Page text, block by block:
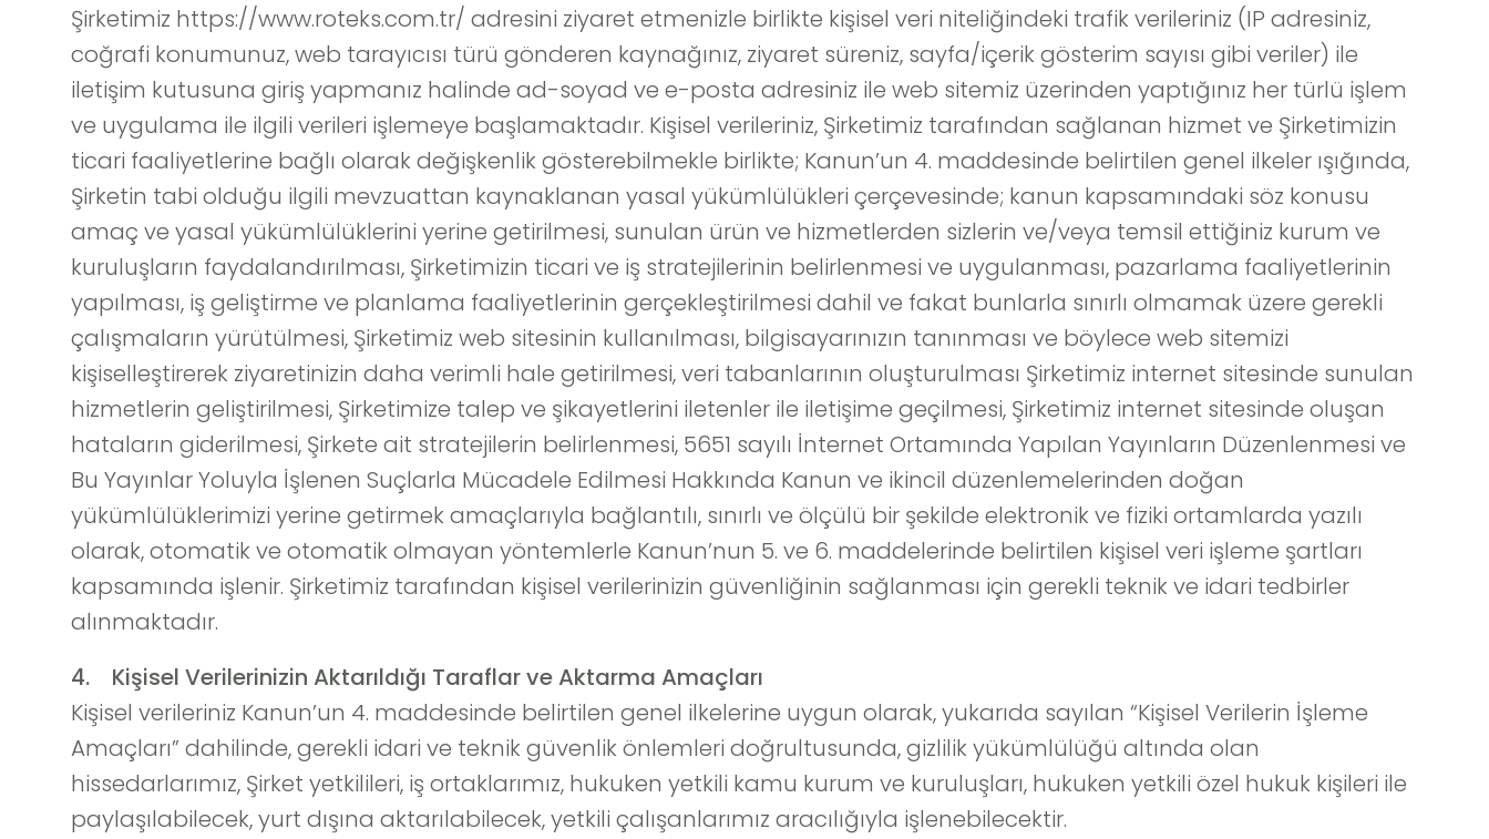
Şirketimiz https://www.roteks.com.tr/ adresini ziyaret etmenizle birlikte kişisel veri niteliğindeki trafik verileriniz (IP adresiniz,
coğrafi konumunuz, web tarayıcısı türü gönderen kaynağınız, ziyaret süreniz, sayfa/içerik gösterim sayısı gibi veriler) ile
iletişim kutusuna giriş yapmanız halinde ad-soyad ve e-posta adresiniz ile web sitemiz üzerinden yaptığınız her türlü işlem
ve uygulama ile ilgili verileri işlemeye başlamaktadır. Kişisel verileriniz, Şirketimiz tarafından sağlanan hizmet ve Şirketimizin
ticari faaliyetlerine bağlı olarak değişkenlik gösterebilmekle birlikte; Kanun’un 4. maddesinde belirtilen genel ilkeler ışığında,
Şirketin tabi olduğu ilgili mevzuattan kaynaklanan yasal yükümlülükleri çerçevesinde; kanun kapsamındaki söz konusu
amaç ve yasal yükümlülüklerini yerine getirilmesi, sunulan ürün ve hizmetlerden sizlerin ve/veya temsil ettiğiniz kurum ve
kuruluşların faydalandırılması, Şirketimizin ticari ve iş stratejilerinin belirlenmesi ve uygulanması, pazarlama faaliyetlerinin
yapılması, iş geliştirme ve planlama faaliyetlerinin gerçekleştirilmesi dahil ve fakat bunlarla sınırlı olmamak üzere gerekli
çalışmaların yürütülmesi, Şirketimiz web sitesinin kullanılması, bilgisayarınızın tanınması ve böylece web sitemizi
kişiselleştirerek ziyaretinizin daha verimli hale getirilmesi, veri tabanlarının oluşturulması Şirketimiz internet sitesinde sunulan
hizmetlerin geliştirilmesi, Şirketimize talep ve şikayetlerini iletenler ile iletişime geçilmesi, Şirketimiz internet sitesinde oluşan
hataların giderilmesi, Şirkete ait stratejilerin belirlenmesi, 5651 sayılı İnternet Ortamında Yapılan Yayınların Düzenlenmesi ve
Bu Yayınlar Yoluyla İşlenen Suçlarla Mücadele Edilmesi Hakkında Kanun ve ikincil düzenlemelerinden doğan
yükümlülüklerimizi yerine getirmek amaçlarıyla bağlantılı, sınırlı ve ölçülü bir şekilde elektronik ve fiziki ortamlarda yazılı
olarak, otomatik ve otomatik olmayan yöntemlerle Kanun’nun 5. ve 6. maddelerinde belirtilen kişisel veri işleme şartları
kapsamında işlenir. Şirketimiz tarafından kişisel verilerinizin güvenliğinin sağlanması için gerekli teknik ve idari tedbirler
alınmaktadır.
4. Kişisel Verilerinizin Aktarıldığı Taraflar ve Aktarma Amaçları
Kişisel verileriniz Kanun’un 4. maddesinde belirtilen genel ilkelerine uygun olarak, yukarıda sayılan “Kişisel Verilerin İşleme
Amaçları” dahilinde, gerekli idari ve teknik güvenlik önlemleri doğrultusunda, gizlilik yükümlülüğü altında olan
hissedarlarımız, Şirket yetkilileri, iş ortaklarımız, hukuken yetkili kamu kurum ve kuruluşları, hukuken yetkili özel hukuk kişileri ile
paylaşılabilecek, yurt dışına aktarılabilecek, yetkili çalışanlarımız aracılığıyla işlenebilecektir.